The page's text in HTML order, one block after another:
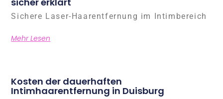
Sichere Laser-Haarentfernung im Intimbereich
Mehr Lesen
Kosten der dauerhaften
Intimhaarentfernung in Duisburg